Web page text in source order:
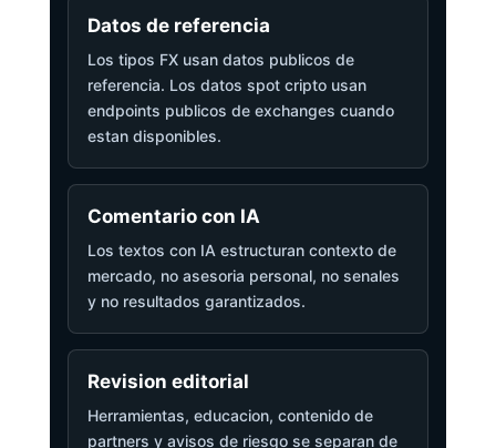
Datos de referencia
Los tipos FX usan datos publicos de
referencia. Los datos spot cripto usan
endpoints publicos de exchanges cuando
estan disponibles.
Comentario con IA
Los textos con IA estructuran contexto de
mercado, no asesoria personal, no senales
y no resultados garantizados.
Revision editorial
Herramientas, educacion, contenido de
partners y avisos de riesgo se separan de